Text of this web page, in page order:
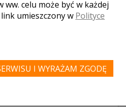
celu może być w każdej
umieszczony w Polityce
I WYRAŻAM ZGODĘ